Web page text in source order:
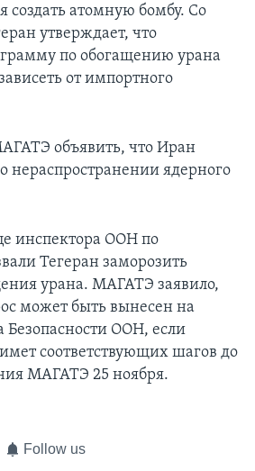
создать атомную бомбу. Со
утверждает, что
по обогащению урана
от импортного
объявить, что Иран
нераспространении ядерного
инспектора ООН по
Тегеран заморозить
урана. МАГАТЭ заявило,
может быть вынесен на
Безопасности ООН, если
соответствующих шагов до
МАГАТЭ 25 ноября.
Follow us